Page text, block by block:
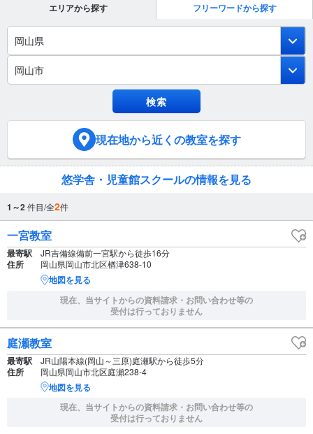
エリアから探す フリーワードから探す
岡山県
岡山市
現在地から近くの教室を探す
悠学舎・児童館スクールの情報を見る
1～2件目/全2件
一宮教室
最寄駅 JR吉備線備前一宮駅から徒歩16分
住所 岡山県岡山市北区楢津638-10
地図を見る
現在、当サイトからの資料請求・お問い合わせ等の
受付は行っておりません
庭瀬教室
最寄駅 JR山陽本線(岡山～三原)庭瀬駅から徒歩5分
住所 岡山県岡山市北区庭瀬238-4
地図を見る
現在、当サイトからの資料請求・お問い合わせ等の
受付は行っておりません